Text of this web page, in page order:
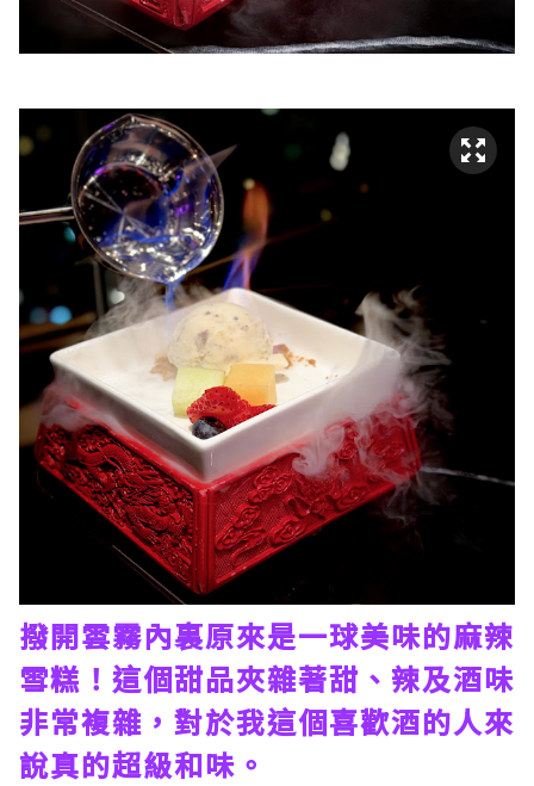
撥開雲霧內裏原來是一球美味的麻辣
雪糕！這個甜品夾雜著甜、辣及酒味
非常複雜，對於我這個喜歡酒的人來
說真的超級和味。